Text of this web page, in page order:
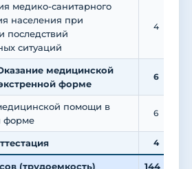
медико-санитарного
населения при
последствий
ситуаций
4
медицинской
форме
6
помощи в
форме
6
4
(трудоемкость) 144